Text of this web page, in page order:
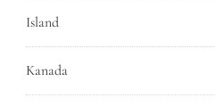
Island
Kanada